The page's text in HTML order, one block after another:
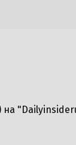
на